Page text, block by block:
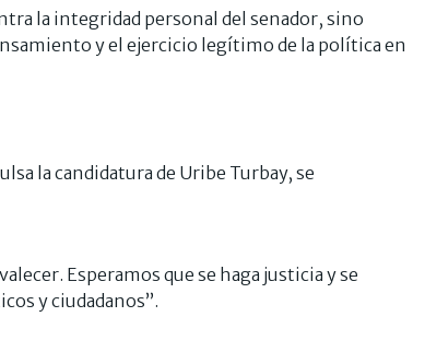
la integridad personal del senador, sino
y el ejercicio legítimo de la política en
la candidatura de Uribe Turbay, se
Esperamos que se haga justicia y se
y ciudadanos”.